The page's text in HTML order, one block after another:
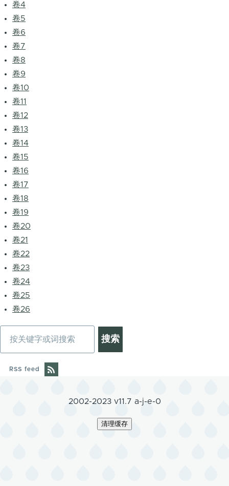
卷4
卷5
卷6
卷7
卷8
卷9
卷10
卷11
卷12
卷13
卷14
卷15
卷16
卷17
卷18
卷19
卷20
卷21
卷22
卷23
卷24
卷25
卷26
RSS feed
2002-2023 v11.7 a-j-e-0